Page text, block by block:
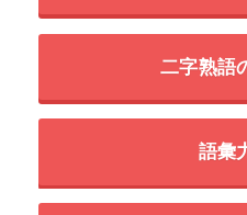
二字熟語
語彙